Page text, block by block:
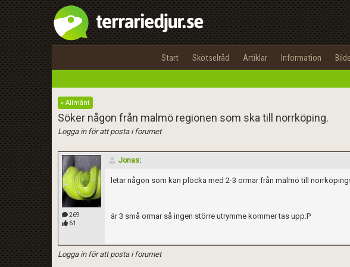
Start Skötselråd Artiklar Information
« Allmänt
Söker någon från malmö regionen som ska till norrköping.
Logga in för att posta i forumet
269
61
Jonas:
letar någon som kan plocka med 2-3 ormar från malmö till
är 3 små ormar så ingen större utrymme kommer tas upp:P
Logga in för att posta i forumet
integritetspolicy
Namn:
Epost:
Lösenord:
Terms of Service
Begär nytt